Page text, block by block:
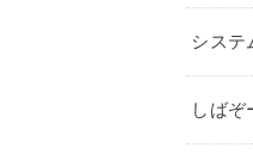
システ
しばぞ